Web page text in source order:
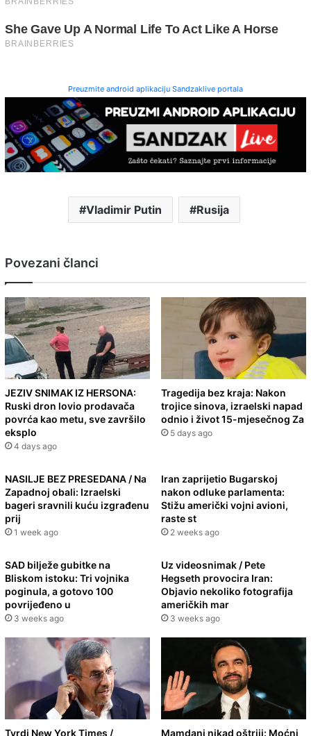
Preuzmite android aplikaciju Sandzaklive portala
Vladimir Putin Rusija
Povezani članci
JEZIV SNIMAK IZ HERSONA:
Ruski dron lovio prodavača
povrća kao metu, sve završilo
eksplo
4 days ago
Tragedija bez kraja: Nakon
trojice sinova, izraelski napad
odnio i život 15-mjesečnog Za
5 days ago
NASILJE BEZ PRESEDANA / Na
Zapadnoj obali: Izraelski
bageri sravnili kuću izgrađenu
prij
1 week ago
Iran zaprijetio Bugarskoj
nakon odluke parlamenta:
Stižu američki vojni avioni,
raste st
2 weeks ago
SAD bilježe gubitke na
Bliskom istoku: Tri vojnika
poginula, a gotovo 100
povrijeđeno u
3 weeks ago
Uz videosnimak / Pete
Hegseth provocira Iran:
Objavio nekoliko fotografija
američkih mar
3 weeks ago
Tvrdi New York Times /
Mamdani nikad oštriji: Moćni